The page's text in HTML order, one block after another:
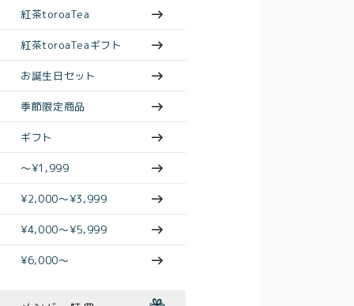
紅茶toroaTea
紅茶toroaTeaギフト
お誕生日セット
季節限定商品
ギフト
〜¥1,999
¥2,000〜¥3,999
¥4,000〜¥5,999
¥6,000〜